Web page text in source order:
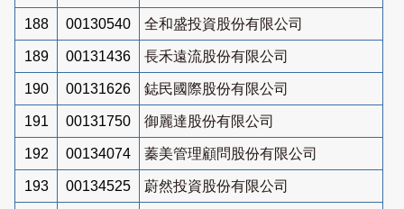
188 00130540 全和盛投資股份有限公司
189 00131436 長禾遠流股份有限公司
190 00131626 鋕民國際股份有限公司
191 00131750 御麗達股份有限公司
192 00134074 蓁美管理顧問股份有限公司
193 00134525 蔚然投資股份有限公司